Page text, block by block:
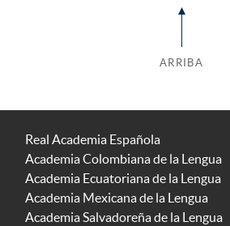
ARRIBA
Real Academia Española
Academia Colombiana de la Lengua
Academia Ecuatoriana de la Lengua
Academia Mexicana de la Lengua
Academia Salvadoreña de la Lengua